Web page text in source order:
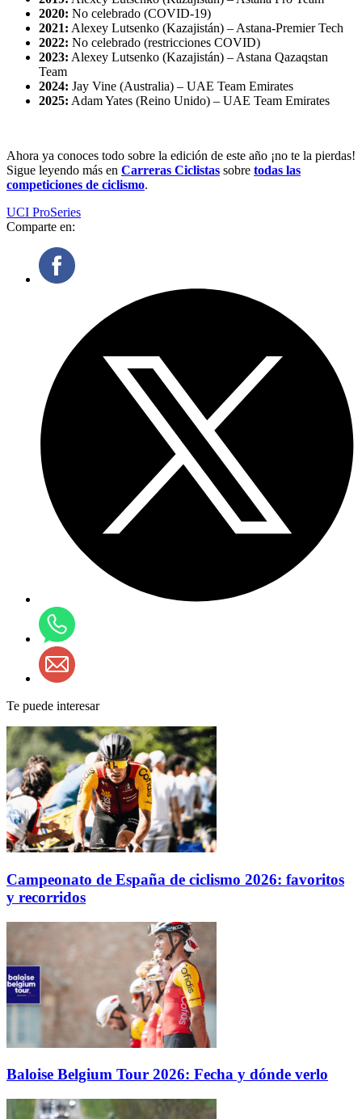
2020: No celebrado (COVID-19)
2021: Alexey Lutsenko (Kazajistán) – Astana-Premier Tech
2022: No celebrado (restricciones COVID)
2023: Alexey Lutsenko (Kazajistán) – Astana Qazaqstan
Team
2024: Jay Vine (Australia) – UAE Team Emirates
2025: Adam Yates (Reino Unido) – UAE Team Emirates
Ahora ya conoces todo sobre la edición de este año ¡no te la pierdas!
Sigue leyendo más en Carreras Ciclistas sobre todas las
competiciones de ciclismo.
UCI ProSeries
Comparte en:
Te puede interesar
Campeonato de España de ciclismo 2026: favoritos
y recorridos
Baloise Belgium Tour 2026: Fecha y dónde verlo